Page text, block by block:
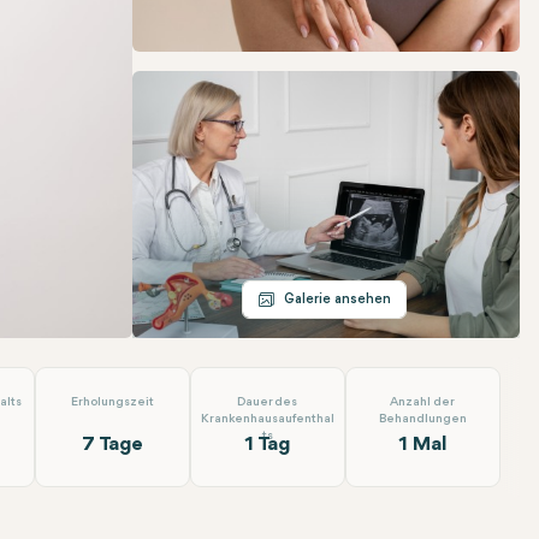
Telegram
E-Mail
Galerie ansehen
Erholungszeit
7 Tage
Dauer des
Krankenhausaufenthal
ts
1 Tag
Anzahl der
Behandlungen
1 Mal